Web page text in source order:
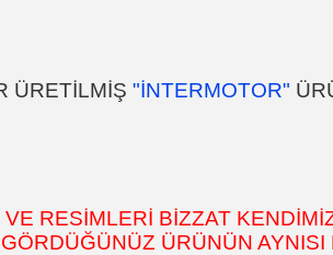
ÜRETİLMİŞ "İNTERMOTOR"
RESİMLERİ BİZZAT
ÜRÜNÜN